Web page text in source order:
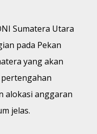
Sumatera Utara
pada Pekan
yang akan
alokasi anggaran
jelas.